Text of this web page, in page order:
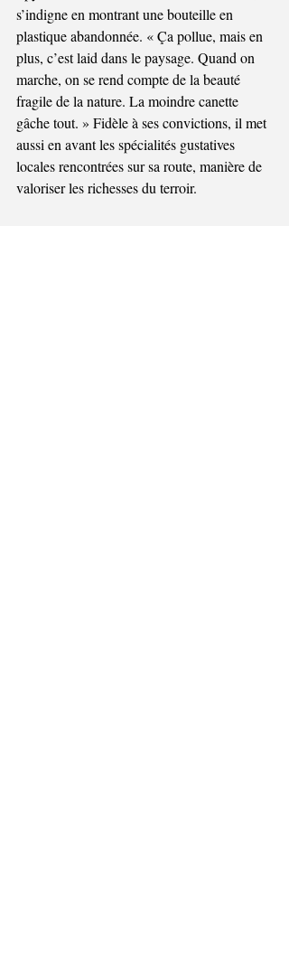
s’indigne en montrant une bouteille en
plastique abandonnée. « Ça pollue, mais en
plus, c’est laid dans le paysage. Quand on
marche, on se rend compte de la beauté
fragile de la nature. La moindre canette
gâche tout. » Fidèle à ses convictions, il met
aussi en avant les spécialités gustatives
locales rencontrées sur sa route, manière de
valoriser les richesses du terroir.